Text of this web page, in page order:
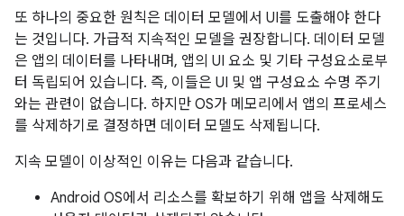
또 하나의 중요한 원칙은 데이터 모델에서 UI를 도출해야 한다
는 것입니다. 가급적 지속적인 모델을 권장합니다. 데이터 모델
은 앱의 데이터를 나타내며, 앱의 UI 요소 및 기타 구성요소로부
터 독립되어 있습니다. 즉, 이들은 UI 및 앱 구성요소 수명 주기
와는 관련이 없습니다. 하지만 OS가 메모리에서 앱의 프로세스
를 삭제하기로 결정하면 데이터 모델도 삭제됩니다.
지속 모델이 이상적인 이유는 다음과 같습니다.
Android OS에서 리소스를 확보하기 위해 앱을 삭제해도